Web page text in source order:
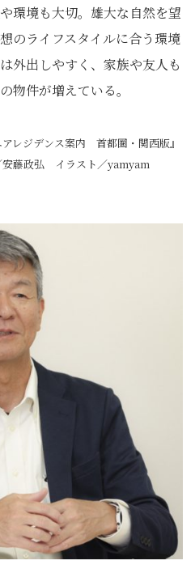
環境も大切。雄大な自然を望
のライフスタイルに合う環境
外出しやすく、家族や友人も
物件が増えている。
レジデンス案内 首都圏・関西版』
藤政弘 イラスト／yamyam